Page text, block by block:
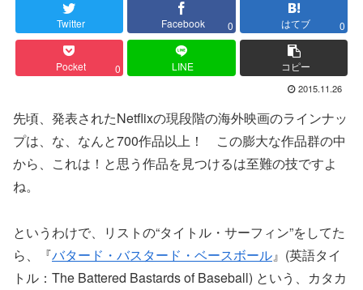
Twitter Facebook 0 はてブ 0
Pocket 0 LINE コピー
2015.11.26
先頃、発表されたNetflixの現段階の海外映画のラインナッ
プは、な、なんと700作品以上！ この膨大な作品群の中
から、これは！と思う作品を見つけるは至難の技ですよ
ね。
というわけで、リストの“タイトル・サーフィン”をしてた
ら、『バタード・バスタード・ベースボール』(英語タイ
トル：The Battered Bastards of Baseball) という、カタカ